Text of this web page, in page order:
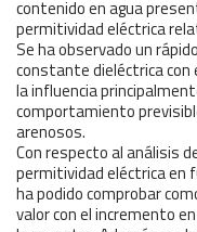
contenido en agua
permitividad eléctrica
Se ha observado un
constante dieléctrica con
la influencia
comportamiento
arenosos.
Con respecto al análisis
permitividad eléctrica en
ha podido comprobar
valor con el incremento